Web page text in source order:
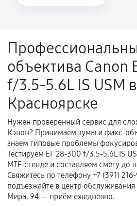
Поломка установленной
нормальной эксплуатации в
гарантийного срока.
Несоответствие
техническим характеристикам.
Документы для
гарантии
Гарантийный талон.
Акт выполненных работ с
услуг и сроком гарантии.
объектива Canon
f/3.5-5.6L IS USM в
Красноярске
Нужен проверенный сервис для
Кэнон? Принимаем зумы и фикс-
знаем типовые проблемы
Тестируем EF 28-300 f/3.5-5.6L IS
MTF-стенде и составляем смету до
Свяжитесь по телефону +7 (391)
подъезжайте в центр
Мира, 94 — приём ежедневно.